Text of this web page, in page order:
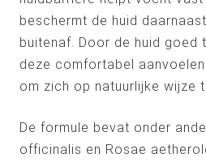
beschermt de huid
buitenaf. Door de huid goed
deze comfortabel
om zich op natuurlijke wijze
De formule bevat onder
officinalis en Rosae